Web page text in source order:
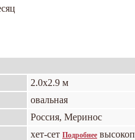
2.0х2.9 м
овальная
Россия, Меринос
хет-сет Подробнее